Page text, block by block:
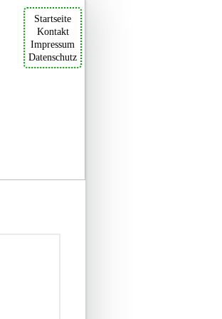
Startseite
Kontakt
Impressum
Datenschutz